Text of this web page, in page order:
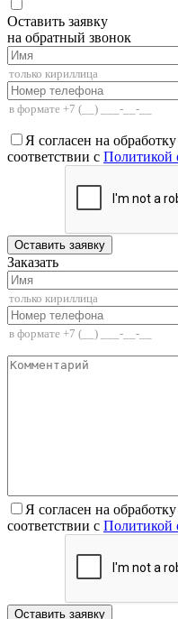
Оставить заявку
на обратный звонок
Я согласен на
соответствии с Политикой
Заказать
Я согласен на
соответствии с Политикой